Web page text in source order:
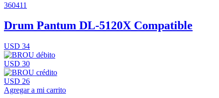
360411
Drum Pantum DL-5120X Compatible
USD 34
USD 30
USD 26
Agregar a mi carrito